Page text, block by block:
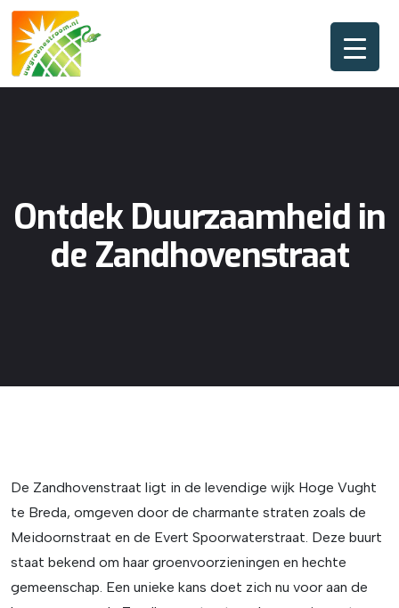
Ontdek Duurzaamheid in
de Zandhovenstraat
De Zandhovenstraat ligt in de levendige wijk Hoge Vught
te Breda, omgeven door de charmante straten zoals de
Meidoornstraat en de Evert Spoorwaterstraat. Deze buurt
staat bekend om haar groenvoorzieningen en hechte
gemeenschap. Een unieke kans doet zich nu voor aan de